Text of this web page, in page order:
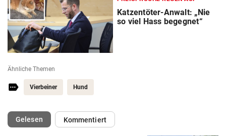
Katzentöter-Anwalt: „Nie
so viel Hass begegnet“
Ähnliche Themen
Vierbeiner Hund
Gelesen(ausgewählt)Kommentiert